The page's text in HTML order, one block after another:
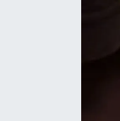
Nöbetçi
Otomobil